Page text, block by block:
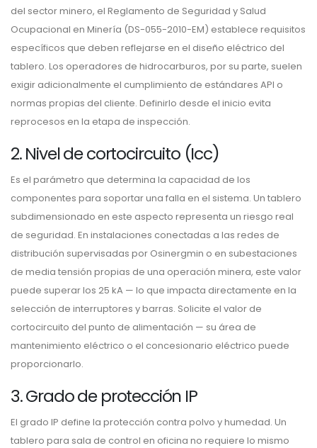
del sector minero, el Reglamento de Seguridad y Salud
Ocupacional en Minería (DS-055-2010-EM) establece requisitos
específicos que deben reflejarse en el diseño eléctrico del
tablero. Los operadores de hidrocarburos, por su parte, suelen
exigir adicionalmente el cumplimiento de estándares API o
normas propias del cliente. Definirlo desde el inicio evita
reprocesos en la etapa de inspección.
2. Nivel de cortocircuito (Icc)
Es el parámetro que determina la capacidad de los
componentes para soportar una falla en el sistema. Un tablero
subdimensionado en este aspecto representa un riesgo real
de seguridad. En instalaciones conectadas a las redes de
distribución supervisadas por Osinergmin o en subestaciones
de media tensión propias de una operación minera, este valor
puede superar los 25 kA — lo que impacta directamente en la
selección de interruptores y barras. Solicite el valor de
cortocircuito del punto de alimentación — su área de
mantenimiento eléctrico o el concesionario eléctrico puede
proporcionarlo.
3. Grado de protección IP
El grado IP define la protección contra polvo y humedad. Un
tablero para sala de control en oficina no requiere lo mismo